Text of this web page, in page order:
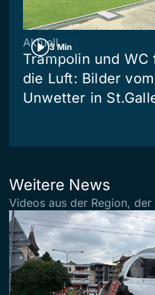
3 Min
Aktuell
Trampolin und
die Luft: Bilder
Unwetter in
Weitere News
Videos aus der Region,